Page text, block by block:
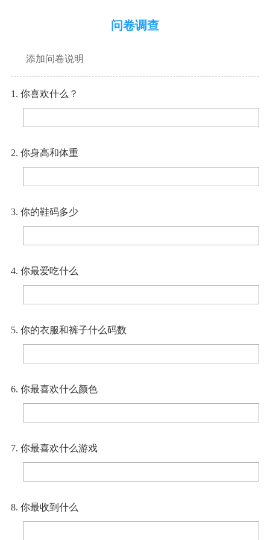
问卷调查
添加问卷说明
1. 你喜欢什么？
2. 你身高和体重
3. 你的鞋码多少
4. 你最爱吃什么
5. 你的衣服和裤子什么码数
6. 你最喜欢什么颜色
7. 你最喜欢什么游戏
8. 你最收到什么